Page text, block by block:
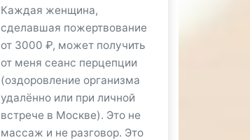
Каждая женщина,
сделавшая пожертвование
от 3000 ₽, может получить
от меня сеанс перцепции
(оздоровление организма
удалённо или при личной
встрече в Москве). Это не
массаж и не разговор. Это